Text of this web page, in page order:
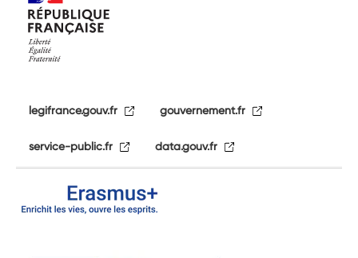
legifrance.gouv.fr gouvernement.fr
service-public.fr data.gouv.fr